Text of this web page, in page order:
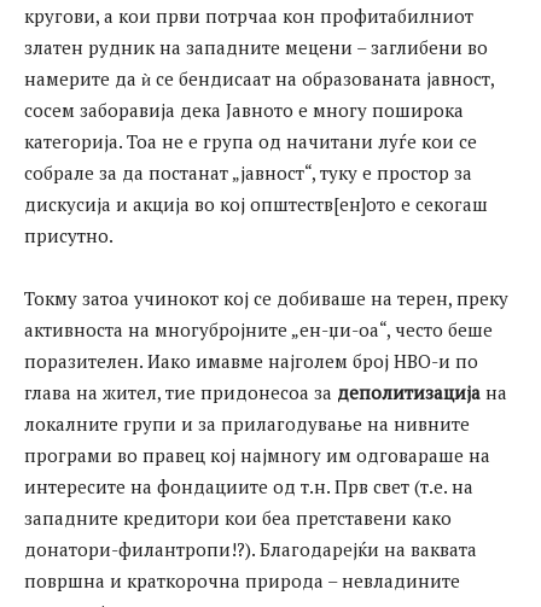
кругови, а кои први потрчаа кон профитабилниот
златен рудник на западните мецени – заглибени во
намерите да ѝ се бендисаат на образованата јавност,
сосем заборавија дека Јавното е многу поширока
категорија. Тоа не е група од начитани луѓе кои се
собрале за да постанат „јавност“, туку е простор за
дискусија и акција во кој општеств[ен]ото е секогаш
присутно.
Токму затоа учинокот кој се добиваше на терен, преку
активноста на многубројните „ен-џи-оа“, често беше
поразителен. Иако имавме најголем број НВО-и по
глава на жител, тие придонесоа за деполитизација на
локалните групи и за прилагодување на нивните
програми во правец кој најмногу им одговараше на
интересите на фондациите од т.н. Прв свет (т.е. на
западните кредитори кои беа претставени како
донатори-филантропи!?). Благодарејќи на ваквата
површна и краткорочна природа – невладините